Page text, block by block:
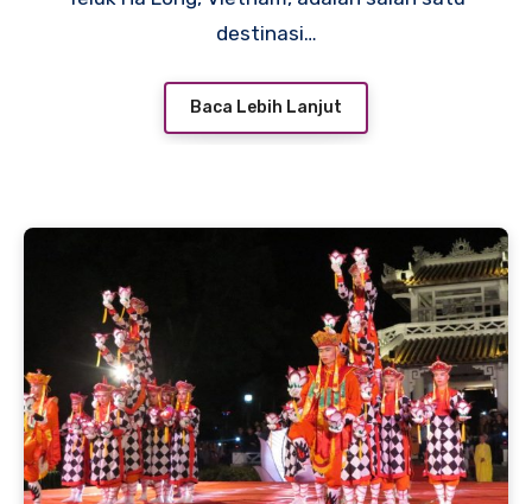
destinasi…
Baca Lebih Lanjut